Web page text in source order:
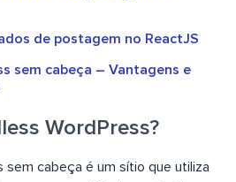
de postagem no ReactJS
sem cabeça – Vantagens e
WordPress?
sem cabeça é um sítio que utiliza